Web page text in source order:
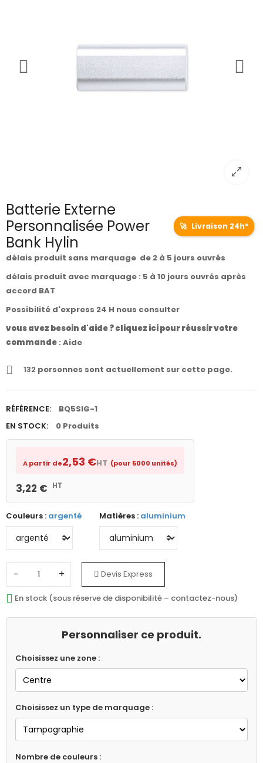
Batterie Externe
Personnalisée Power
Bank Hylin
🚀 Livraison 24h*
délais produit sans marquage de 2 à 5 jours ouvrés
délais produit avec marquage : 5 à 10 jours ouvrés après
accord BAT
Possibilité d'express 24 H nous consulter
vous avez besoin d'aide ? cliquez ici pour réussir votre
commande : Aide
132 personnes sont actuellement sur cette page.
RÉFÉRENCE:
BQ5SIG-1
EN STOCK:
0 Produits
A partir de2,53 €HT (pour 5000 unités)
3,22 € HT
Couleurs : argenté Matières : aluminium
− + Devis Express
En stock (sous réserve de disponibilité – contactez-nous)
Personnaliser ce produit.
Choisissez une zone :
Choisissez un type de marquage :
Nombre de couleurs :